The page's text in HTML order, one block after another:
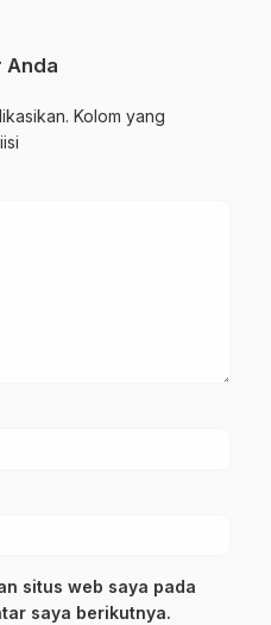
Anda
Kolom yang
situs web saya pada
saya berikutnya.